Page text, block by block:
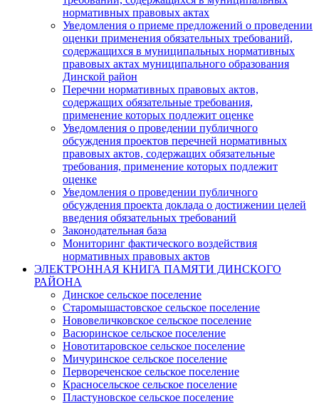
нормативных правовых актах
Уведомления о приеме предложений о проведении
оценки применения обязательных требований,
содержащихся в муниципальных нормативных
правовых актах муниципального образования
Динской район
Перечни нормативных правовых актов,
содержащих обязательные требования,
применение которых подлежит оценке
Уведомления о проведении публичного
обсуждения проектов перечней нормативных
правовых актов, содержащих обязательные
требования, применение которых подлежит
оценке
Уведомления о проведении публичного
обсуждения проекта доклада о достижении целей
введения обязательных требований
Законодательная база
Мониторинг фактического воздействия
нормативных правовых актов
ЭЛЕКТРОННАЯ КНИГА ПАМЯТИ ДИНСКОГО
РАЙОНА
Динское сельское поселение
Старомышастовское сельское поселение
Нововеличковское сельское поселение
Васюринское сельское поселение
Новотитаровское сельское поселение
Мичуринское сельское поселение
Первореченское сельское поселение
Красносельское сельское поселение
Пластуновское сельское поселение